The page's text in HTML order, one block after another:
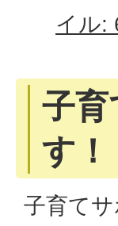
イル:
子育
す！
子育て